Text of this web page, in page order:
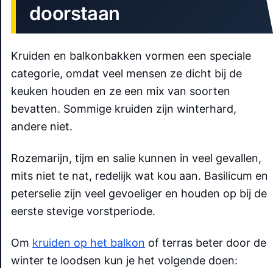
doorstaan
Kruiden en balkonbakken vormen een speciale
categorie, omdat veel mensen ze dicht bij de
keuken houden en ze een mix van soorten
bevatten. Sommige kruiden zijn winterhard,
andere niet.
Rozemarijn, tijm en salie kunnen in veel gevallen,
mits niet te nat, redelijk wat kou aan. Basilicum en
peterselie zijn veel gevoeliger en houden op bij de
eerste stevige vorstperiode.
Om kruiden op het balkon of terras beter door de
winter te loodsen kun je het volgende doen: